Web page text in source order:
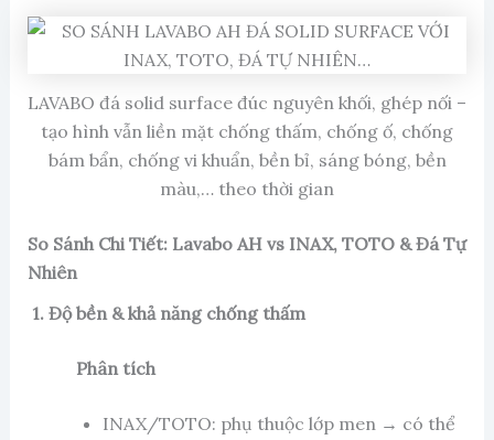
LAVABO đá solid surface đúc nguyên khối, ghép nối –
tạo hình vẫn liền mặt chống thấm, chống ố, chống
bám bẩn, chống vi khuẩn, bền bỉ, sáng bóng, bền
màu,… theo thời gian
So Sánh Chi Tiết: Lavabo AH vs INAX, TOTO & Đá Tự
Nhiên
1. Độ bền & khả năng chống thấm
Phân tích
INAX/TOTO: phụ thuộc lớp men → có thể